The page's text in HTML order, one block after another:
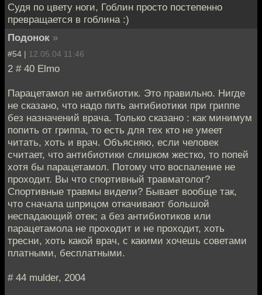
Судя по цвету ноги, Гоблин просто постепенно
превращается в гоблина :)
Подонок »
#54 | 12.05.04 11:46
2 # 40 Elmo
Парацетамол не антибиотик. Это правильно. Нигде
не сказано, что надо пить антибиотики при гриппе
без назначений врача. Только сказано : как минимум
попить от гриппа, то есть для тех кто не умеет
читать, хоть и врач. Объясняю, если человек
считает, что антибиотики слишком жестко, то попей
хотя бы парацетамол. Потому что воспаление не
проходит. Вы что спортивный травматолог?
Спортивные травмы видели? Бывает вообще так,
что сначала шприцом откачивают большой
неспадающий отек; а без антибиотиков или
парацетамола не проходит и не проходит, хоть
тресни, хоть какой врач, с какими хочешь советами
платными, бесплатными.
# 44 mulder, 2004